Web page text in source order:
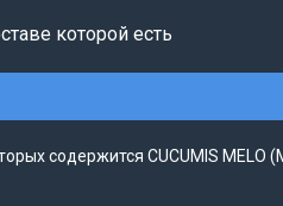
которой есть
содержится CUCUMIS MELO